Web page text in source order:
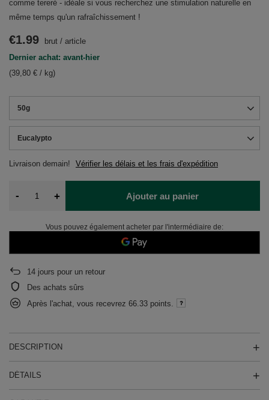
comme tereré - idéale si vous recherchez une stimulation naturelle en
même temps qu'un rafraîchissement !
50g
Eucalypto
Livraison demain! Vérifier les délais et les frais d'expédition
€1.99 brut / article
Dernier achat: avant-hier
(39,80 € / kg)
- + Ajouter au panier
Vous pouvez également acheter par l'intermédiaire de:
14 jours pour un retour
Des achats sûrs
Après l'achat, vous recevrez 66.33 points.
DESCRIPTION
DÉTAILS